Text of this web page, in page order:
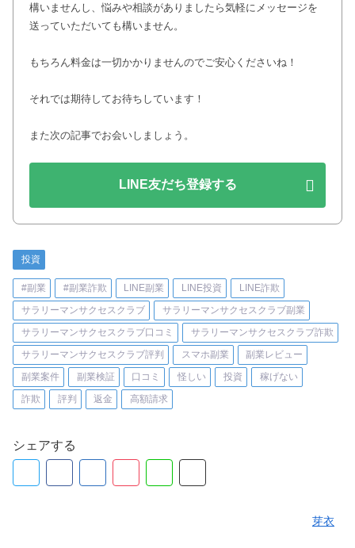
構いませんし、悩みや相談がありましたら気軽にメッセージを
送っていただいても構いません。
もちろん料金は一切かかりませんのでご安心くださいね！
それでは期待してお待ちしています！
また次の記事でお会いしましょう。
LINE友だち登録する
投資
#副業 #副業詐欺 LINE副業 LINE投資
LINE詐欺
サラリーマンサクセスクラブ
サラリーマンサクセスクラブ副業
サラリーマンサクセスクラブ口コミ
サラリーマンサクセスクラブ詐欺
サラリーマンサクセスクラブ評判
スマホ副業
副業レビュー
副業案件
副業検証 口コミ 怪しい 投資
稼げない
詐欺
評判 返金 高額請求
シェアする
芽衣